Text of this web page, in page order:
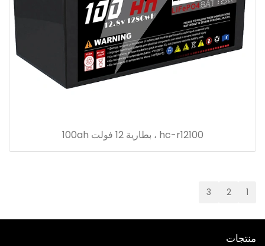
hc-r12100 ، بطارية 12 فولت 100ah
1
2
3
منتجات